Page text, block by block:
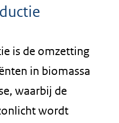
is de omzetting
in biomassa
waarbij de
wordt